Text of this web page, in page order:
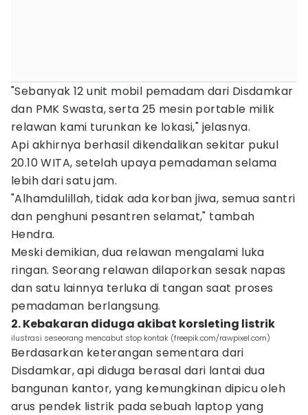
"Sebanyak 12 unit mobil pemadam dari Disdamkar
dan PMK Swasta, serta 25 mesin portable milik
relawan kami turunkan ke lokasi," jelasnya.
Api akhirnya berhasil dikendalikan sekitar pukul
20.10 WITA, setelah upaya pemadaman selama
lebih dari satu jam.
"Alhamdulillah, tidak ada korban jiwa, semua santri
dan penghuni pesantren selamat," tambah
Hendra.
Meski demikian, dua relawan mengalami luka
ringan. Seorang relawan dilaporkan sesak napas
dan satu lainnya terluka di tangan saat proses
pemadaman berlangsung.
2. Kebakaran diduga akibat korsleting listrik
ilustrasi seseorang mencabut stop kontak (freepik.com/rawpixel.com)
Berdasarkan keterangan sementara dari
Disdamkar, api diduga berasal dari lantai dua
bangunan kantor, yang kemungkinan dipicu oleh
arus pendek listrik pada sebuah laptop yang